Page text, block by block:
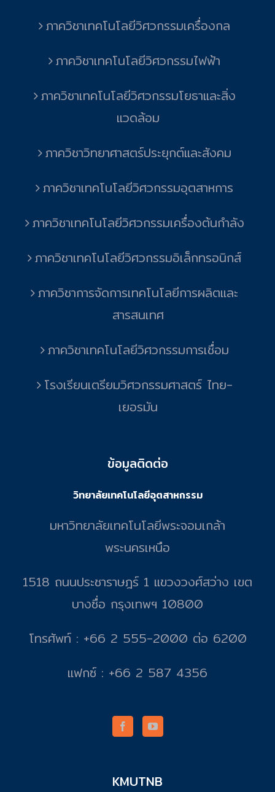
ภาควิชาเทคโนโลยีวิศวกรรมเครื่องกล
ภาควิชาเทคโนโลยีวิศวกรรมไฟฟ้า
ภาควิชาเทคโนโลยีวิศวกรรมโยธาและสิ่ง
แวดล้อม
ภาควิชาวิทยาศาสตร์ประยุกต์และสังคม
ภาควิชาเทคโนโลยีวิศวกรรมอุตสาหการ
ภาควิชาเทคโนโลยีวิศวกรรมเครื่องต้นกำลัง
ภาควิชาเทคโนโลยีวิศวกรรมอิเล็กทรอนิกส์
ภาควิชาการจัดการเทคโนโลยีการผลิตและ
สารสนเทศ
ภาควิชาเทคโนโลยีวิศวกรรมการเชื่อม
โรงเรียนเตรียมวิศวกรรมศาสตร์ ไทย-
เยอรมัน
ข้อมูลติดต่อ
วิทยาลัยเทคโนโลยีอุตสาหกรรม
มหาวิทยาลัยเทคโนโลยีพระจอมเกล้า
พระนครเหนือ
1518 ถนนประชาราษฎร์ 1 แขวงวงศ์สว่าง เขต
บางซื่อ กรุงเทพฯ 10800
โทรศัพท์ : +66 2 555-2000 ต่อ 6200
แฟกซ์ : +66 2 587 4356
KMUTNB